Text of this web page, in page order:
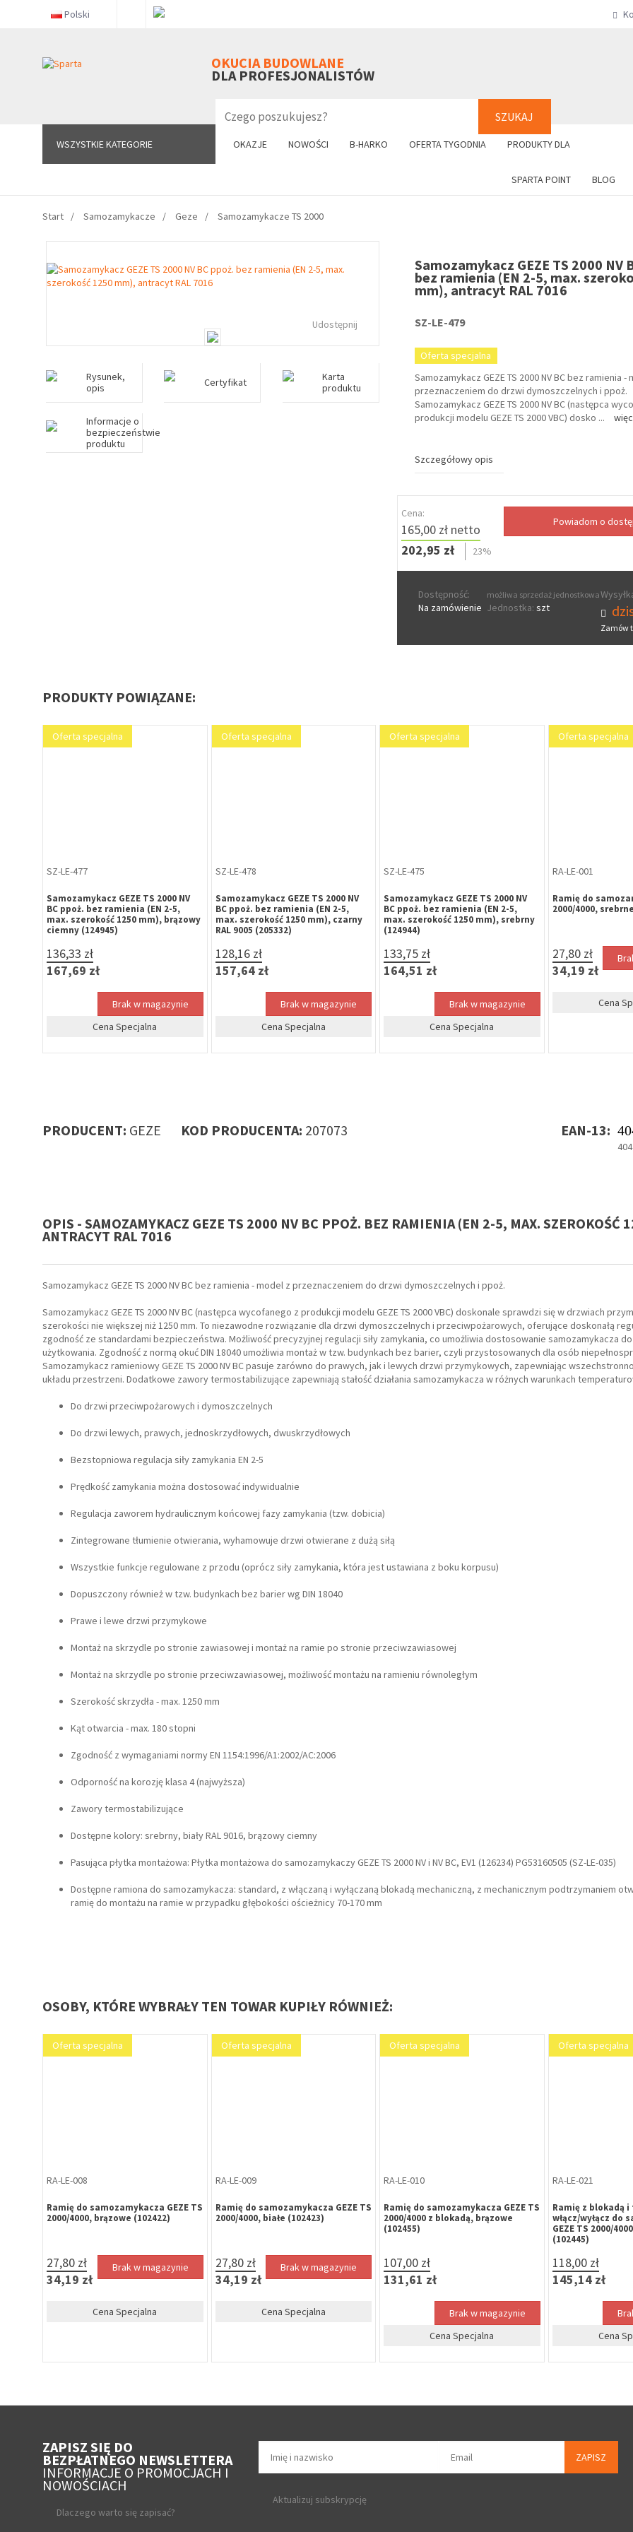
Polski
OKUCIA BUDOWLANE
DLA PROFESJONALISTÓW
SZUKAJ
WSZYSTKIE KATEGORIE OKAZJE NOWOŚCI B-HARKO OFERTA TYGODNIA PRODUKTY DLA
SPARTA POINT BLOG
WSZYSTKIE KATEGORIE +48 61
Start Samozamykacze Geze Samozamykacze TS 2000
Udostępnij
Rysunek,
opis
Certyfikat
Karta
produktu
Informacje o
bezpieczeństwie
produktu
Samozamykacz GEZE TS 2000 NV
bez ramienia (EN 2-5, max.
mm), antracyt RAL 7016
SZ-LE-479
Oferta specjalna
Samozamykacz GEZE TS 2000 NV BC bez ramienia -
przeznaczeniem do drzwi dymoszczelnych i ppoż.
Samozamykacz GEZE TS 2000 NV BC (następca
produkcji modelu GEZE TS 2000 VBC) dosko ...
Szczegółowy opis
Cena:
165,00 zł netto
202,95 zł
23%
Dostępność:
Na zamówienie
możliwa sprzedaż jednostkowa
Jednostka: szt
Zamów
PRODUKTY POWIĄZANE:
Oferta specjalna
SZ-LE-477
Samozamykacz GEZE TS 2000 NV
BC ppoż. bez ramienia (EN 2-5,
max. szerokość 1250 mm), brązowy
ciemny (124945)
136,33 zł
167,69 zł
Brak w magazynie
Cena Specjalna
Oferta specjalna
SZ-LE-478
Samozamykacz GEZE TS 2000 NV
BC ppoż. bez ramienia (EN 2-5,
max. szerokość 1250 mm), czarny
RAL 9005 (205332)
128,16 zł
157,64 zł
Brak w magazynie
Cena Specjalna
Oferta specjalna
SZ-LE-475
Samozamykacz GEZE TS 2000 NV
BC ppoż. bez ramienia (EN 2-5,
max. szerokość 1250 mm), srebrny
(124944)
133,75 zł
164,51 zł
Brak w magazynie
Cena Specjalna
Oferta specjalna
RA-LE-001
Ramię do
2000/4000,
27,80 zł
34,19 zł
Cena
PRODUCENT: GEZE KOD PRODUCENTA: 207073 EAN-13:
OPIS - SAMOZAMYKACZ GEZE TS 2000 NV BC PPOŻ. BEZ RAMIENIA (EN 2-5, MAX. SZEROKOŚĆ
ANTRACYT RAL 7016
Samozamykacz GEZE TS 2000 NV BC bez ramienia - model z przeznaczeniem do drzwi dymoszczelnych i ppoż.
Samozamykacz GEZE TS 2000 NV BC (następca wycofanego z produkcji modelu GEZE TS 2000 VBC) doskonale sprawdzi się w drzwiach
szerokości nie większej niż 1250 mm. To niezawodne rozwiązanie dla drzwi dymoszczelnych i przeciwpożarowych, oferujące doskonałą
zgodność ze standardami bezpieczeństwa. Możliwość precyzyjnej regulacji siły zamykania, co umożliwia dostosowanie samozamykacza
użytkowania. Zgodność z normą okuć DIN 18040 umożliwia montaż w tzw. budynkach bez barier, czyli przystosowanych dla osób
Samozamykacz ramieniowy GEZE TS 2000 NV BC pasuje zarówno do prawych, jak i lewych drzwi przymykowych, zapewniając
układu przestrzeni. Dodatkowe zawory termostabilizujące zapewniają stałość działania samozamykacza w różnych warunkach
Do drzwi przeciwpożarowych i dymoszczelnych
Do drzwi lewych, prawych, jednoskrzydłowych, dwuskrzydłowych
Bezstopniowa regulacja siły zamykania EN 2-5
Prędkość zamykania można dostosować indywidualnie
Regulacja zaworem hydraulicznym końcowej fazy zamykania (tzw. dobicia)
Zintegrowane tłumienie otwierania, wyhamowuje drzwi otwierane z dużą siłą
Wszystkie funkcje regulowane z przodu (oprócz siły zamykania, która jest ustawiana z boku korpusu)
Dopuszczony również w tzw. budynkach bez barier wg DIN 18040
Prawe i lewe drzwi przymykowe
Montaż na skrzydle po stronie zawiasowej i montaż na ramie po stronie przeciwzawiasowej
Montaż na skrzydle po stronie przeciwzawiasowej, możliwość montażu na ramieniu równoległym
Szerokość skrzydła - max. 1250 mm
Kąt otwarcia - max. 180 stopni
Zgodność z wymaganiami normy EN 1154:1996/A1:2002/AC:2006
Odporność na korozję klasa 4 (najwyższa)
Zawory termostabilizujące
Dostępne kolory: srebrny, biały RAL 9016, brązowy ciemny
Pasująca płytka montażowa: Płytka montażowa do samozamykaczy GEZE TS 2000 NV i NV BC, EV1 (126234) PG53160505 (SZ-LE-035)
Dostępne ramiona do samozamykacza: standard, z włączaną i wyłączaną blokadą mechaniczną, z mechanicznym podtrzymaniem
ramię do montażu na ramie w przypadku głębokości ościeżnicy 70-170 mm
OSOBY, KTÓRE WYBRAŁY TEN TOWAR KUPIŁY RÓWNIEŻ:
Oferta specjalna
RA-LE-008
Ramię do samozamykacza GEZE TS
2000/4000, brązowe (102422)
27,80 zł
34,19 zł
Brak w magazynie
Cena Specjalna
Oferta specjalna
RA-LE-009
Ramię do samozamykacza GEZE TS
2000/4000, białe (102423)
27,80 zł
34,19 zł
Brak w magazynie
Cena Specjalna
Oferta specjalna
RA-LE-010
Ramię do samozamykacza GEZE TS
2000/4000 z blokadą, brązowe
(102455)
107,00 zł
131,61 zł
Brak w magazynie
Cena Specjalna
Oferta specjalna
RA-LE-021
Ramię z blokadą
włącz/wyłącz do
GEZE TS 2000/
(102445)
118,00 zł
145,14 zł
Cena
ZAPISZ SIĘ DO
BEZPŁATNEGO NEWSLETTERA
INFORMACJE O PROMOCJACH I
NOWOŚCIACH
Dlaczego warto się zapisać?
ZAPISZ
Aktualizuj subskrypcję